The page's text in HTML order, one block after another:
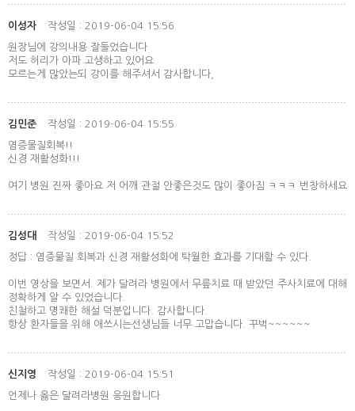
이성자 작성일 : 2019-06-04 15:56
원장님에 강의내용 잘들었습니다
저도 허리가 아파 고생하고 있어요
모르는게 많았는되 강이를 해주셔서 감사합니다,
김민준 작성일 : 2019-06-04 15:55
염증물질회복!!
신경 재활성화!!!
여기 병원 진짜 좋아요 저 어깨 관절 안좋은것도 많이 좋아짐 ㅋㅋㅋ 번창하세요
김성대 작성일 : 2019-06-04 15:52
정답 : 염증물질 회복과 신경 재활성화에 탁월한 효과를 기대할 수 있다.
이번 영상을 보면서. 제가 달려라 병원에서 무릎치료 때 받았던 주사치료에 대해
정확하게 알 수 있었습니다.
친철하고 명쾌한 해설 덕분입니다. 감사합니다.
항상 환자들을 위해 애쓰시는선생님들 너무 고맙습니다. 꾸벅~~~~~~
신지영 작성일 : 2019-06-04 15:51
언제나 옳은 달려라병원 응원합니다